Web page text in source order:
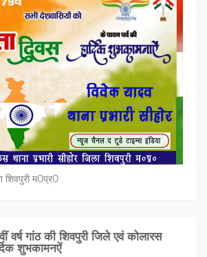
शिवपुरी म0प्र0
वर्ष गांठ की शिवपुरी जिले एवं कोलारस
शुभकामनऐं